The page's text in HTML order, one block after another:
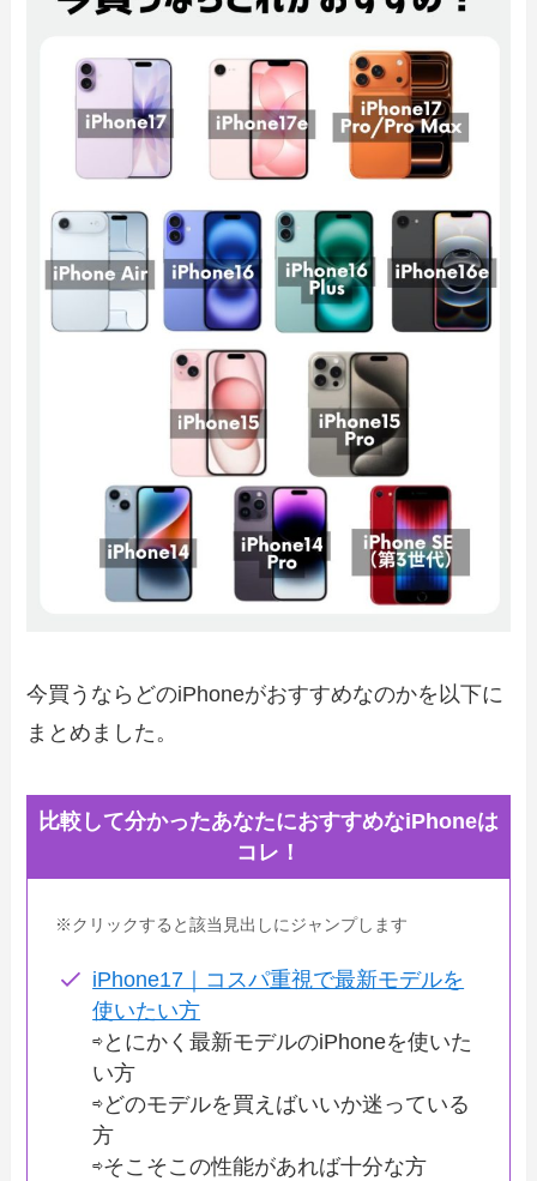
今買うならどのiPhoneがおすすめなのかを以下に
まとめました。
比較して分かったあなたにおすすめなiPhoneは
コレ！
※クリックすると該当見出しにジャンプします
iPhone17｜コスパ重視で最新モデルを
使いたい方
⇨とにかく最新モデルのiPhoneを使いた
い方
⇨どのモデルを買えばいいか迷っている
方
⇨そこそこの性能があれば十分な方